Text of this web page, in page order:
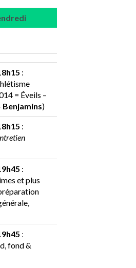
:
= Éveils –
Benjamins)
:
:
et plus
:
fond &